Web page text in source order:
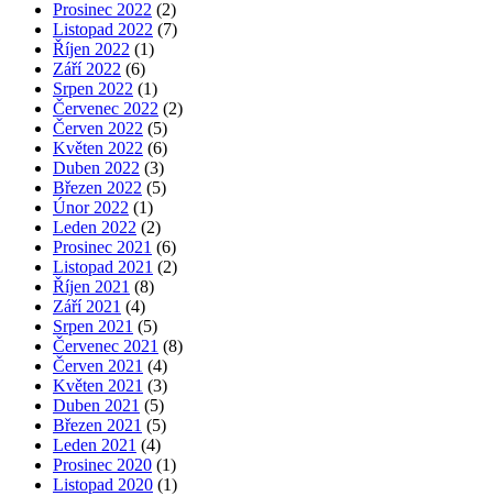
Prosinec 2022 (2)
Listopad 2022 (7)
Říjen 2022 (1)
Září 2022 (6)
Srpen 2022 (1)
Červenec 2022 (2)
Červen 2022 (5)
Květen 2022 (6)
Duben 2022 (3)
Březen 2022 (5)
Únor 2022 (1)
Leden 2022 (2)
Prosinec 2021 (6)
Listopad 2021 (2)
Říjen 2021 (8)
Září 2021 (4)
Srpen 2021 (5)
Červenec 2021 (8)
Červen 2021 (4)
Květen 2021 (3)
Duben 2021 (5)
Březen 2021 (5)
Leden 2021 (4)
Prosinec 2020 (1)
Listopad 2020 (1)